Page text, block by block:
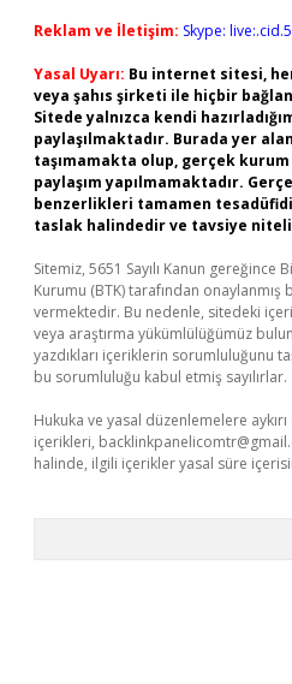
Reklam ve İletişim: Skype:
Yasal Uyarı: Bu internet sitesi,
veya şahıs şirketi ile hiçbir
Sitede yalnızca kendi
paylaşılmaktadır. Burada yer
taşımamakta olup, gerçek
paylaşım yapılmamaktadır.
benzerlikleri tamamen
taslak halindedir ve tavsiye
Sitemiz, 5651 Sayılı Kanun
Kurumu (BTK) tarafından onaylanmış
vermektedir. Bu nedenle, sitedeki
veya araştırma yükümlülüğümüz
yazdıkları içeriklerin sorumluluğunu
bu sorumluluğu kabul etmiş sayılırlar.
Hukuka ve yasal düzenlemelere
içerikleri,
halinde, ilgili içerikler yasal süre